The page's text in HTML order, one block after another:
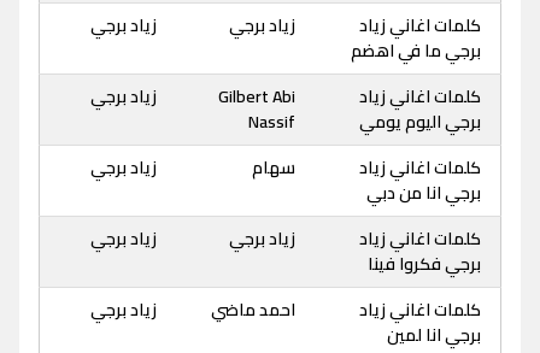
كلمات اغاني زياد
برجي ما في اهضم
زياد برجي زياد برجي
كلمات اغاني زياد
برجي اليوم يومي
Gilbert Abi
Nassif
زياد برجي
كلمات اغاني زياد
برجي انا من دبي
سهام زياد برجي
كلمات اغاني زياد
برجي فكروا فينا
زياد برجي زياد برجي
كلمات اغاني زياد
برجي انا لمين
احمد ماضي زياد برجي